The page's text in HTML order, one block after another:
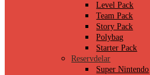
Level Pack
Team Pack
Story Pack
Polybag
Starter Pack
Reservdelar
Super Nintendo